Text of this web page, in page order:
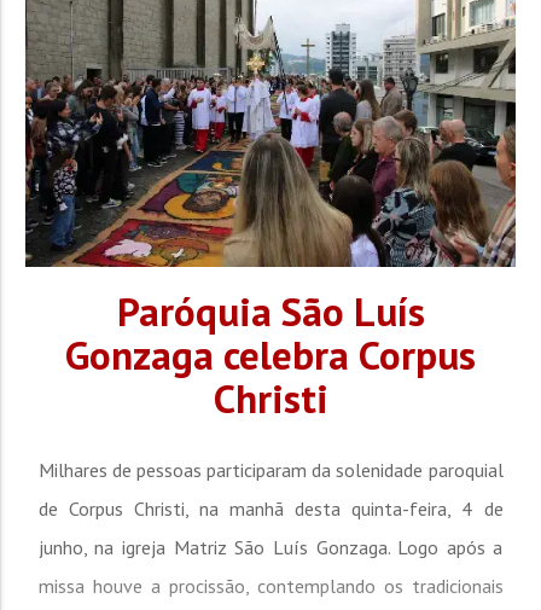
Paróquia São Luís
Gonzaga celebra Corpus
Christi
Milhares de pessoas participaram da solenidade paroquial
de Corpus Christi, na manhã desta quinta-feira, 4 de
junho, na igreja Matriz São Luís Gonzaga. Logo após a
missa houve a procissão, contemplando os tradicionais